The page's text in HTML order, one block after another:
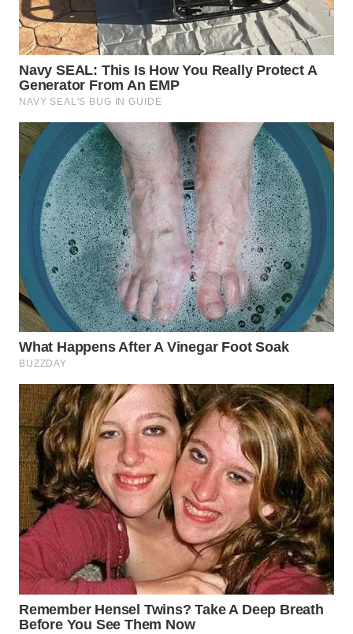
SERDANG
WN
TEBING
TINGGI
WN
PAKPAK
WN
KARAWANG
WN
BEKASI
WN
BOGOR
WN
DEPOK
WN
TAPANULI
UTARA
WN
SAMOSIR
WN
PADANG
LAWAS